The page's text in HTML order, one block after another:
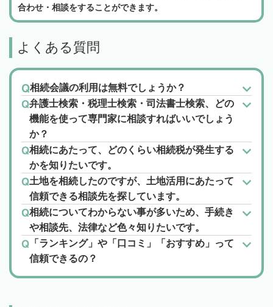
合わせ・相談をすることができます。
よくある質問
相続会議の利用は無料でしょうか？
弁護士検索・税理士検索・司法書士検索、どの
機能を使って専門家に相談すればいいでしょう
か？
相続にあたって、どのくらい相続税が発生する
かを知りたいです。
土地を相続したのですが、土地活用にあたって
信頼できる相談先を探しています。
相続についてわからない事が多いため、手続き
や相談先、法律など色々知りたいです。
「ランキング」や「口コミ」「おすすめ」って
信頼できるの？